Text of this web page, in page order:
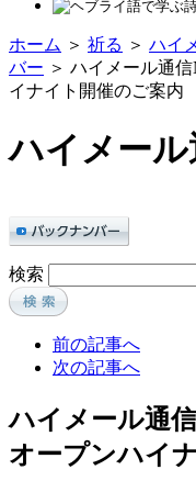
ホーム ＞ 祈る ＞ ハイ
バー ＞ ハイメール通
イナイト開催のご案内
ハイメール
検索
前の記事へ
次の記事へ
ハイメール通
オープンハイ